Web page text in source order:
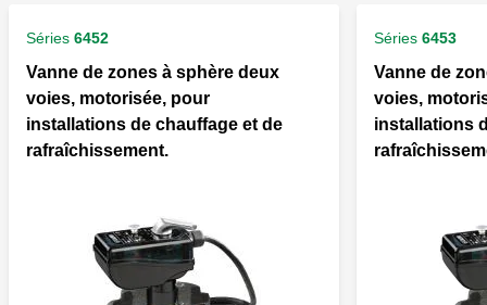
Séries 6452
Vanne de zones à sphère deux
voies, motorisée, pour
installations de chauffage et de
rafraîchissement.
Séries 6453
Vanne de
voies,
installations